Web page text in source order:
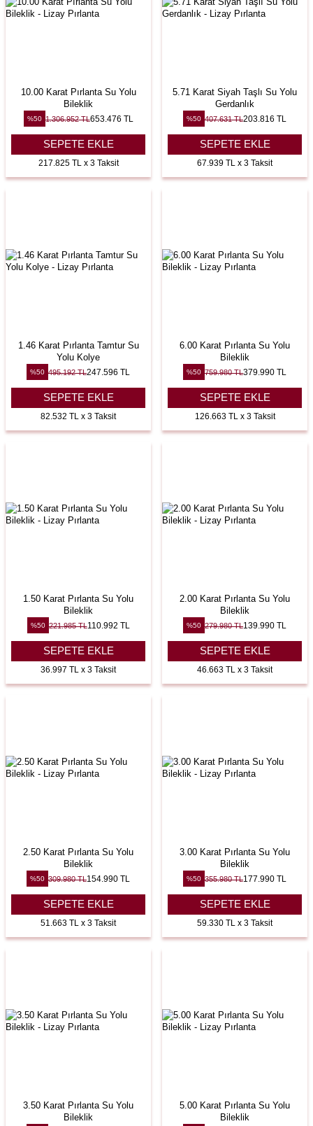
10.00 Karat Pırlanta Su Yolu
Bileklik
%50 1.306.952TL653.476 TL
SEPETE EKLE
217.825 TL x 3 Taksit
5.71 Karat Siyah Taşlı Su Yolu
Gerdanlık
%50 407.631TL203.816 TL
SEPETE EKLE
67.939 TL x 3 Taksit
1.46 Karat Pırlanta Tamtur Su
Yolu Kolye
%50 495.192TL247.596 TL
SEPETE EKLE
82.532 TL x 3 Taksit
6.00 Karat Pırlanta Su Yolu
Bileklik
%50 759.980TL379.990 TL
SEPETE EKLE
126.663 TL x 3 Taksit
1.50 Karat Pırlanta Su Yolu
Bileklik
%50 221.985TL110.992 TL
SEPETE EKLE
36.997 TL x 3 Taksit
2.00 Karat Pırlanta Su Yolu
Bileklik
%50 279.980TL139.990 TL
SEPETE EKLE
46.663 TL x 3 Taksit
2.50 Karat Pırlanta Su Yolu
Bileklik
%50 309.980TL154.990 TL
SEPETE EKLE
51.663 TL x 3 Taksit
3.00 Karat Pırlanta Su Yolu
Bileklik
%50 355.980TL177.990 TL
SEPETE EKLE
59.330 TL x 3 Taksit
3.50 Karat Pırlanta Su Yolu
Bileklik
5.00 Karat Pırlanta Su Yolu
Bileklik